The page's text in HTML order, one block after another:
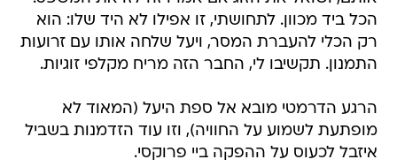
הכל ביד מכוון. לתחושתי, זו אפילו לא היד שלו: הוא
רק הכלי להעברת המסר, ויעל שלחה אותו עם זרועות
התמנון. תקשיבו לי, החבר הזה מריח מקלפי זוגיות.
הרגע הדרמטי מובא אל ספת היעל (המאוד לא
מופתעת לשמוע על החוויה), וזו עוד הזדמנות בשביל
איזבל לכעוס על ההפקה ביי פרוקסי.